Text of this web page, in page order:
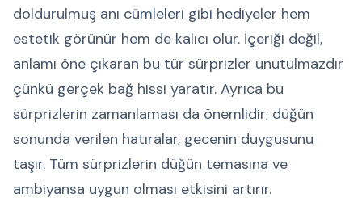
doldurulmuş anı cümleleri gibi hediyeler hem
estetik görünür hem de kalıcı olur. İçeriği değil,
anlamı öne çıkaran bu tür sürprizler unutulmazdır
çünkü gerçek bağ hissi yaratır. Ayrıca bu
sürprizlerin zamanlaması da önemlidir; düğün
sonunda verilen hatıralar, gecenin duygusunu
taşır. Tüm sürprizlerin düğün temasına ve
ambiyansa uygun olması etkisini artırır.